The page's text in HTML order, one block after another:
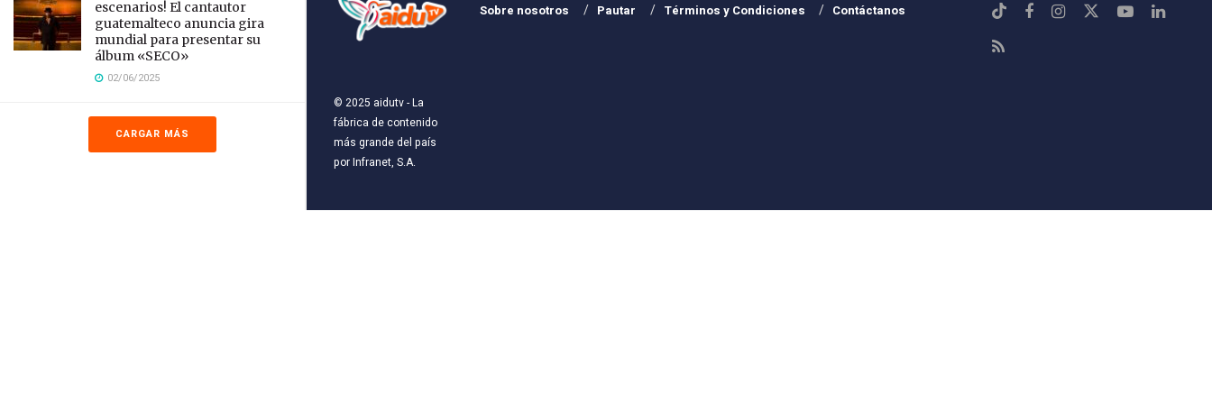
escenarios! El cantautor
guatemalteco anuncia gira
mundial para presentar su
álbum «SECO»
02/06/2025
CARGAR MÁS
© 2025 aidutv- La
fábrica de contenido
más grande del país
porInfranet, S.A.
Sobre nosotros Pautar Términos y Condiciones Contáctanos